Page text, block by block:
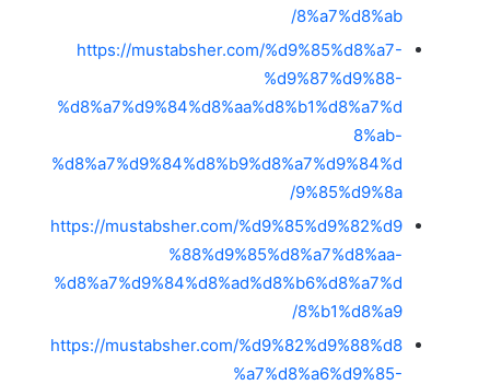
8%a7%d8%ab/
https://mustabsher.com/%d9%85%d8%a7-
%d9%87%d9%88-
%d8%a7%d9%84%d8%aa%d8%b1%d8%a7%d
8%ab-
%d8%a7%d9%84%d8%b9%d8%a7%d9%84%d
9%85%d9%8a/
https://mustabsher.com/%d9%85%d9%82%d9
%88%d9%85%d8%a7%d8%aa-
%d8%a7%d9%84%d8%ad%d8%b6%d8%a7%d
8%b1%d8%a9/
https://mustabsher.com/%d9%82%d9%88%d8
%a7%d8%a6%d9%85-